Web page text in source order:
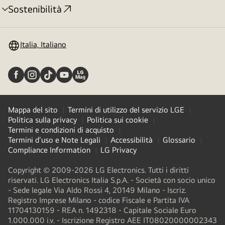
Sostenibilità
Attivazione
Italia, Italiano
Mappa del sito
Termini di utilizzo del servizio LGE
Politica sulla privacy
Politica sui cookie
Termini e condizioni di acquisto
Termini d'uso e Note Legali
Accessibilità
Glossario
Compliance Information
LG Privacy
Copyright © 2009-2026 LG Electronics. Tutti i diritti
riservati. LG Electronics Italia S.p.A. - Società con socio unico
- Sede legale Via Aldo Rossi 4, 20149 Milano - Iscriz.
Registro Imprese Milano - codice Fiscale e Partita IVA
11704130159 - REA n. 1492318 - Capitale Sociale Euro
1.000.000 i.v. - Iscrizione Registro AEE IT08020000002343​